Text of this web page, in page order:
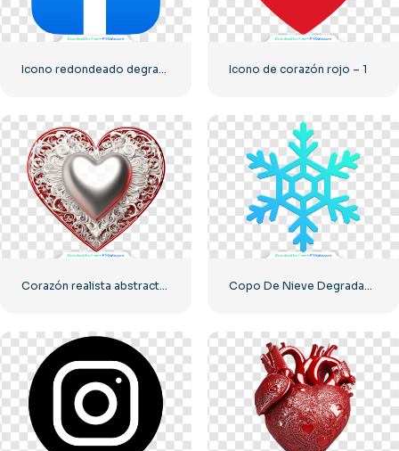
Icono de corazón rojo – 1